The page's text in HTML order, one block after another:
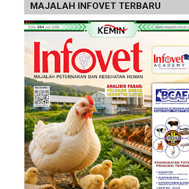
MAJALAH INFOVET TERBARU